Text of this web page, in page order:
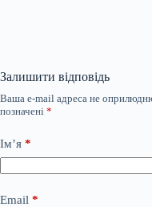
Залишити відповідь
Ваша e-mail адреса не
позначені *
Ім’я *
Email *